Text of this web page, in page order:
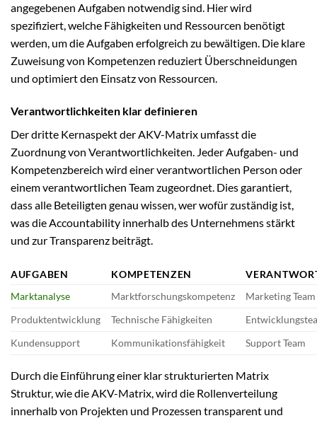
angegebenen Aufgaben notwendig sind. Hier wird
spezifiziert, welche Fähigkeiten und Ressourcen benötigt
werden, um die Aufgaben erfolgreich zu bewältigen. Die klare
Zuweisung von Kompetenzen reduziert Überschneidungen
und optimiert den Einsatz von Ressourcen.
Verantwortlichkeiten klar definieren
Der dritte Kernaspekt der AKV-Matrix umfasst die
Zuordnung von Verantwortlichkeiten. Jeder Aufgaben- und
Kompetenzbereich wird einer verantwortlichen Person oder
einem verantwortlichen Team zugeordnet. Dies garantiert,
dass alle Beteiligten genau wissen, wer wofür zuständig ist,
was die Accountability innerhalb des Unternehmens stärkt
und zur Transparenz beiträgt.
AUFGABEN KOMPETENZEN
Marktanalyse
Marktforschungskompetenz
Marketing Team
Produktentwicklung
Technische Fähigkeiten
Kundensupport
Kommunikationsfähigkeit Support Team
Durch die Einführung einer klar strukturierten Matrix
Struktur, wie die AKV-Matrix, wird die Rollenverteilung
innerhalb von Projekten und Prozessen transparent und